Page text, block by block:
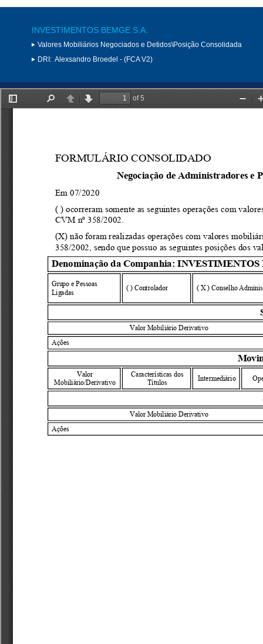
INVESTIMENTOS BEMGE S.A.
Valores Mobiliários Negociados e Detidos\Posição Consolidada
DRI: Alexsandro Broedel - (FCA V2)